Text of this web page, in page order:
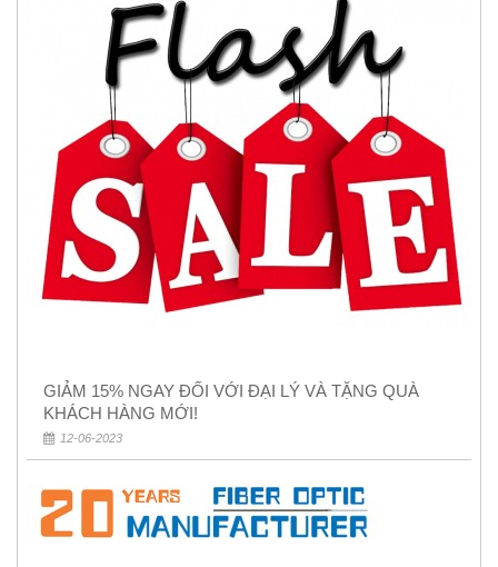
GIẢM 15% NGAY ĐỐI VỚI ĐẠI LÝ VÀ TẶNG QUÀ
KHÁCH HÀNG MỚI!
12-06-2023